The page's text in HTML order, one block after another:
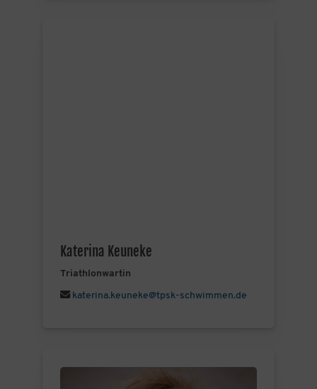
Katerina Keuneke
Triathlonwartin
katerina.keuneke@tpsk-schwimmen.de